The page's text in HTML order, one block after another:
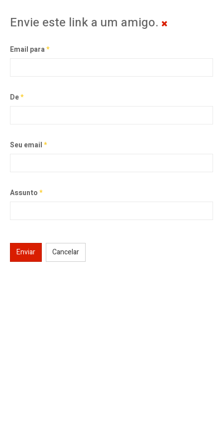
Envie este link a um amigo.
Email para*
De*
Seu email*
Assunto*
Enviar Cancelar